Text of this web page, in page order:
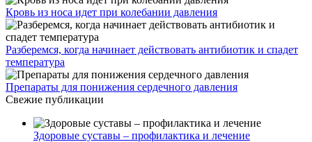
Кровь из носа идет при колебании давления
Разберемся, когда начинает действовать антибиотик и спадет
температура
Препараты для понижения сердечного давления
Свежие публикации
Здоровые суставы – профилактика и лечение